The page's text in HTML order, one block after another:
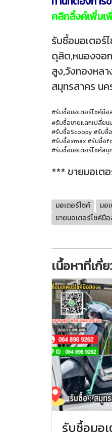
คลิกลิ้งค์เพิ่ม
รับซื้อมอเตอร์
ดุสิต,หนองจอ
สูง,วังทองหล
สมุทรสาคร นค
#รับซื้อมอเตอร์ไซค์มื
#รับซื้อขายแลกเปลี่ยน
#รับซื้อScoopy #รับซื้
#รับซื้อxmax #รับซื้อ
#รับซื้อมอเตอร์ไซค์สมุ
*** ขายมอเต
มอเตอร์ไซค์ มอ
ขายมอเตอร์ไซค์มื
เนื้อหาที่เกี่
รับซื้อมอ